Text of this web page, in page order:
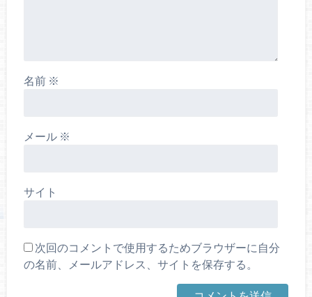
名前 ※
メール ※
サイト
次回のコメントで使用するためブラウザーに自分
の名前、メールアドレス、サイトを保存する。